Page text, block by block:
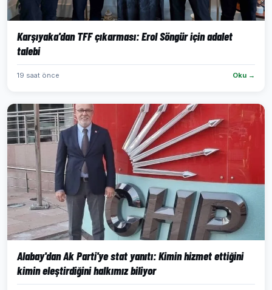
Karşıyaka'dan TFF çıkarması: Erol Söngür için adalet
talebi
19 saat önce Oku →
Alabay'dan Ak Parti'ye stat yanıtı: Kimin hizmet ettiğini
kimin eleştirdiğini halkımız biliyor